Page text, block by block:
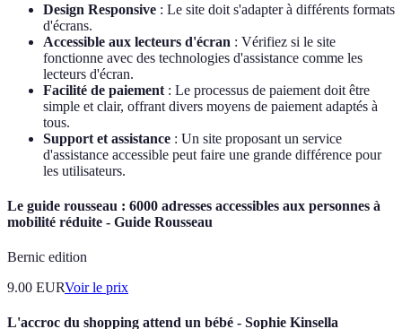
Design Responsive : Le site doit s'adapter à différents formats
d'écrans.
Accessible aux lecteurs d'écran : Vérifiez si le site
fonctionne avec des technologies d'assistance comme les
lecteurs d'écran.
Facilité de paiement : Le processus de paiement doit être
simple et clair, offrant divers moyens de paiement adaptés à
tous.
Support et assistance : Un site proposant un service
d'assistance accessible peut faire une grande différence pour
les utilisateurs.
Le guide rousseau : 6000 adresses accessibles aux personnes à
mobilité réduite - Guide Rousseau
Bernic edition
9.00 EURVoir le prix
L'accroc du shopping attend un bébé - Sophie Kinsella